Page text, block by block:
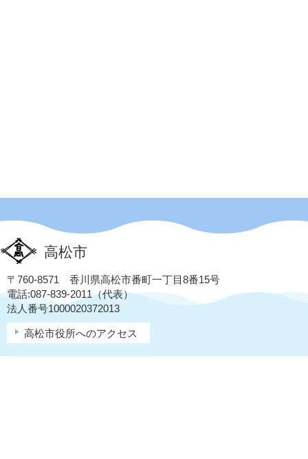
高松市
〒760-8571 香川県高松市番町一丁目8番15号
電話:087-839-2011（代表）
法人番号1000020372013
高松市役所へのアクセス